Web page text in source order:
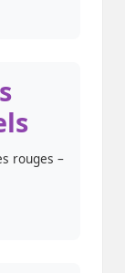
rouges –